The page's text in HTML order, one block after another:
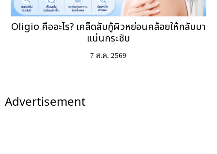
Oligio คืออะไร? เคล็ดลับกู้ผิวหย่อนคล้อยให้กลับมา
แน่นกระชับ
7 ส.ค. 2569
Advertisement